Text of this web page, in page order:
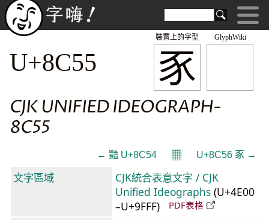
GlyphWiki
豕
裝置上的字型
U+8C55
CJK UNIFIED IDEOGRAPH-
8C55
← 豔 U+8C54 𝄜 U+8C56 豖 →
文字區域
CJK統合表意文字 / CJK
Unified Ideographs (U+4E00
–U+9FFF)
PDF表格